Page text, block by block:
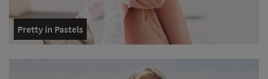
Pretty in Pastels